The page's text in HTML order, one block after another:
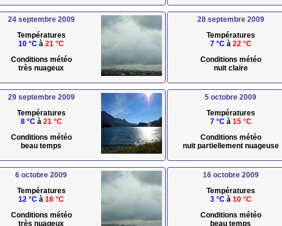
24 septembre 2009
Températures
10 °C à 21 °C
Conditions météo
très nuageux
28 septembre 2009
Températures
7 °Cà 22 °C
Conditions météo
nuit claire
29 septembre 2009
Températures
8 °Cà 21 °C
Conditions météo
beau temps
5 octobre 2009
Températures
7 °Cà 15 °C
Conditions météo
nuit partiellement nuageuse
6 octobre 2009
Températures
12 °C à 16 °C
Conditions météo
très nuageux
16 octobre 2009
Températures
3 °Cà 10 °C
Conditions météo
beau temps